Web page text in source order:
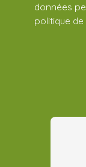
données
politique